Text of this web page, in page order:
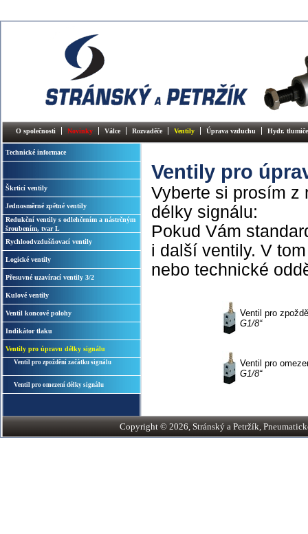
O společnosti Novinky Válce Rozvaděče Ventily Úprava vzduchu Hydr.
Technické informace
Škrticí ventily
Jednosměrné zpětné ventily
Redukční ventily s odlehčením a nástrčným
šroubením, tvar L
Rychloodvzdušňovací ventily
Logické ventily
Přesuvné uzavírací ventily 3/2
Kulové ventily
Ventil koncové polohy
Indikátor tlaku
Ventily pro úpravu délky signálu
Ventil pro zpoždění začátku signálu
Ventil pro omezení délky signálu
Ventily pro
Vyberte si prosím z
délky signálu:
Pokud Vám
i další ventily. V
nebo technické
Ventil pro
G1/8“
Ventil pro
G1/8“
Copyright © 2026, Stránský a Petržík,